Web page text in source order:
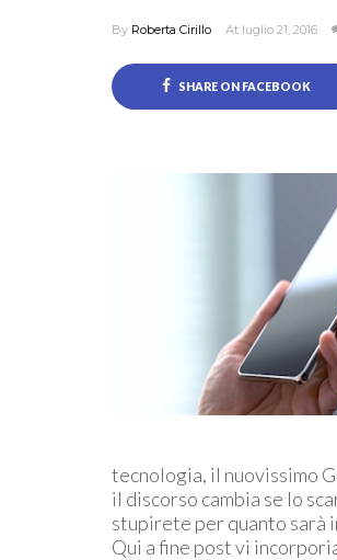
By Roberta Cirillo At luglio 21, 2016
SHARE ON FACEBOOK
tecnologia, il nuovissimo
il discorso cambia se lo
stupirete per quanto sarà
Qui a fine post vi